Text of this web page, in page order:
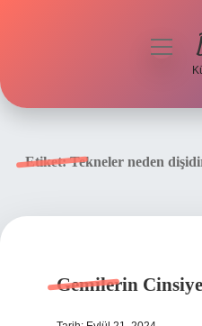
menüyü
Etiket:Tekneler neden
Gemilerin